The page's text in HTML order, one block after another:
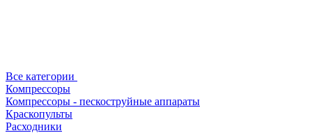
Все категории
Компрессоры
Компрессоры - пескоструйные аппараты
Краскопульты
Расходники